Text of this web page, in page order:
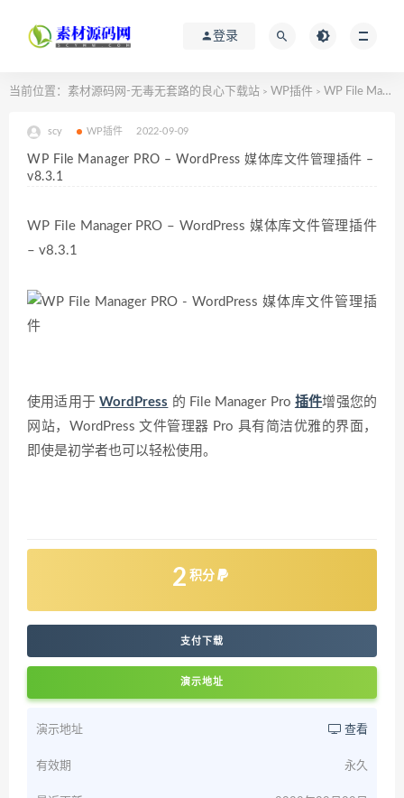
登录
当前位置： 素材源码网-无毒无套路的良心下载站 > WP插件 > WP File Manager PRO – WordPress 媒体库文件管理插件 – v8.3.1
scy WP插件 2022-09-09
WP File Manager PRO – WordPress 媒体库文件管理插件 –
v8.3.1
WP File Manager PRO – WordPress 媒体库文件管理插件
– v8.3.1
使用适用于WordPress 的 File Manager Pro 插件增强您的
网站，WordPress 文件管理器 Pro 具有简洁优雅的界面，
即使是初学者也可以轻松使用。
2 积分
支付下载
演示地址
演示地址 查看
有效期 永久